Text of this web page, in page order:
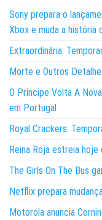
Sony prepara o
Xbox e muda a história
Extraordinária:
Morte e Outros
O Príncipe Volta A
em Portugal
Royal Crackers:
Reina Roja estreia
The Girls On The Bus
Netflix prepara
Motorola anuncia